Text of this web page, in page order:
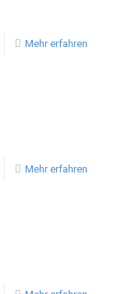
Mehr erfahren
Mehr erfahren